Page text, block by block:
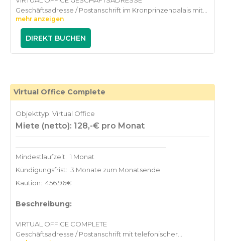
Geschäftsadresse / Postanschrift im Kronprinzenpalais mit
der Anschrift Königstraße 38 oder Kronprinzstraße 3 mit
folgenden Inklusivleistungen:
Wöchentliche, kostenfreie Postnachsendung (zzgl. Porto &
Homepage (2 Aufnahmen)
Nutzung der Lounge-Bereiche während der
Öffnungszeiten
€ 69,-* / Monat (zzgl. MwSt.)
mehr anzeigen
DIREKT BUCHEN
Virtual Office Complete
Objekttyp: Virtual Office
Miete (netto): 128,-€ pro Monat
Mindestlaufzeit: 1 Monat
Kündigungsfrist: 3 Monate zum Monatsende
Kaution: 456.96€
Beschreibung:
VIRTUAL OFFICE COMPLETE
Geschäftsadresse / Postanschrift mit telefonischer